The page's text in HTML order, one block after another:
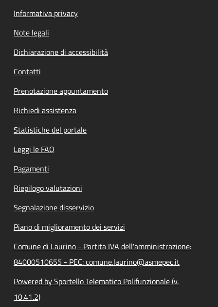
Informativa privacy
Note legali
Dichiarazione di accessibilità
Contatti
Prenotazione appuntamento
Richiedi assistenza
Statistiche del portale
Leggi le FAQ
Pagamenti
Riepilogo valutazioni
Segnalazione disservizio
Piano di miglioramento dei servizi
Comune di Laurino - Partita IVA dell'amministrazione:
84000510655 - PEC: comune.laurino@asmepec.it
Powered by Sportello Telematico Polifunzionale (v.
10.41.2)